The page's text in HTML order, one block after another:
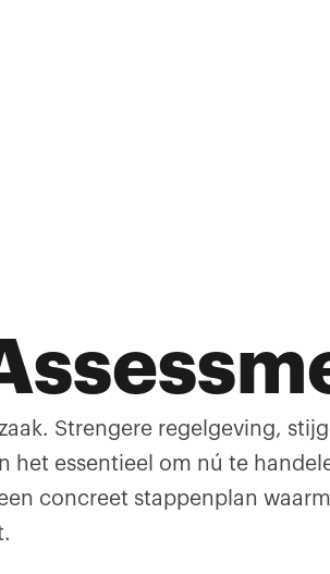
Strengere regelgeving,
het essentieel om nú te
concreet stappenplan